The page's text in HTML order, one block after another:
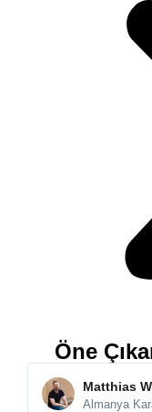
Öne
Matthias
Almanya